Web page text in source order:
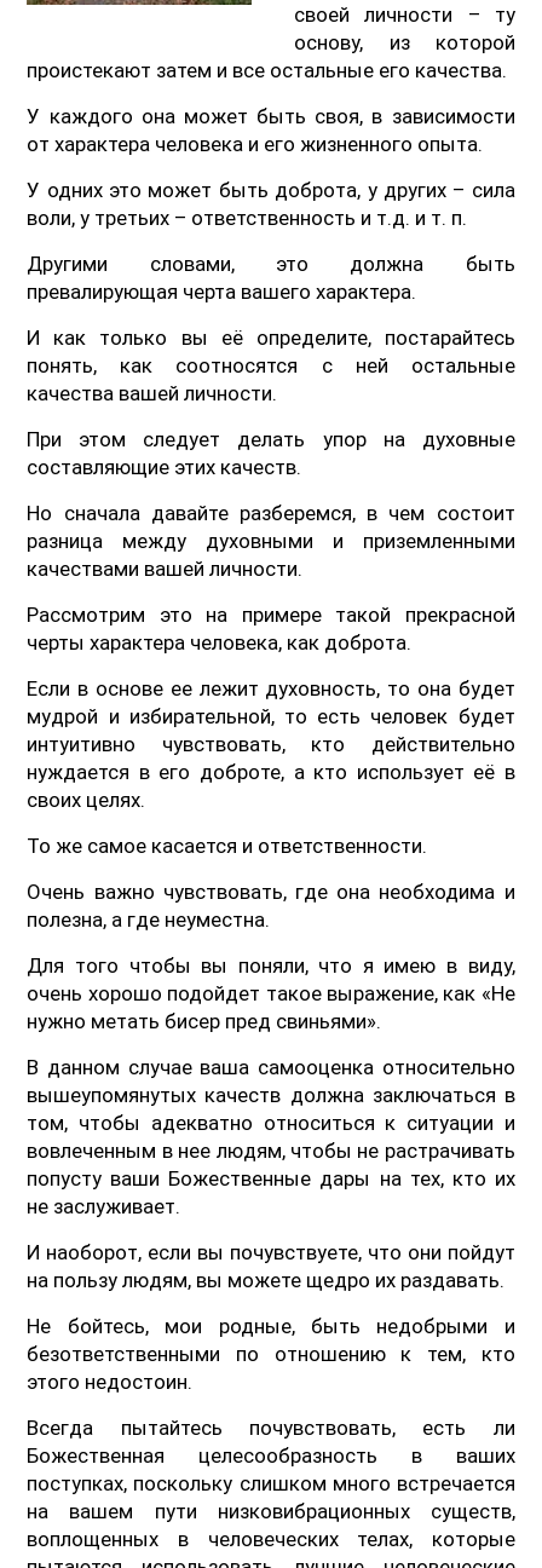
своей личности – ту
основу, из которой
проистекают затем и все остальные его качества.
У каждого она может быть своя, в зависимости
от характера человека и его жизненного опыта.
У одних это может быть доброта, у других – сила
воли, у третьих – ответственность и т.д. и т. п.
Другими словами, это должна быть
превалирующая черта вашего характера.
И как только вы её определите, постарайтесь
понять, как соотносятся с ней остальные
качества вашей личности.
При этом следует делать упор на духовные
составляющие этих качеств.
Но сначала давайте разберемся, в чем состоит
разница между духовными и приземленными
качествами вашей личности.
Рассмотрим это на примере такой прекрасной
черты характера человека, как доброта.
Если в основе ее лежит духовность, то она будет
мудрой и избирательной, то есть человек будет
интуитивно чувствовать, кто действительно
нуждается в его доброте, а кто использует её в
своих целях.
То же самое касается и ответственности.
Очень важно чувствовать, где она необходима и
полезна, а где неуместна.
Для того чтобы вы поняли, что я имею в виду,
очень хорошо подойдет такое выражение, как «Не
нужно метать бисер пред свиньями».
В данном случае ваша самооценка относительно
вышеупомянутых качеств должна заключаться в
том, чтобы адекватно относиться к ситуации и
вовлеченным в нее людям, чтобы не растрачивать
попусту ваши Божественные дары на тех, кто их
не заслуживает.
И наоборот, если вы почувствуете, что они пойдут
на пользу людям, вы можете щедро их раздавать.
Не бойтесь, мои родные, быть недобрыми и
безответственными по отношению к тем, кто
этого недостоин.
Всегда пытайтесь почувствовать, есть ли
Божественная целесообразность в ваших
поступках, поскольку слишком много встречается
на вашем пути низковибрационных существ,
воплощенных в человеческих телах, которые